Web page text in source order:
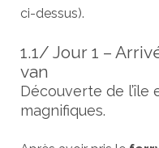
ci-dessus).
1.1/ Jour 1 –
van
Découverte de l’île
magnifiques.